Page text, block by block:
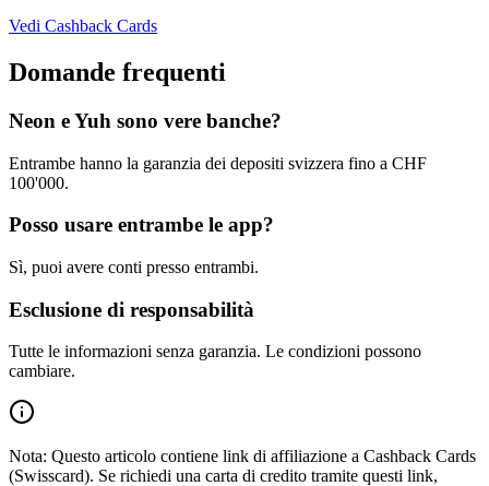
Vedi Cashback Cards
Domande frequenti
Neon e Yuh sono vere banche?
Entrambe hanno la garanzia dei depositi svizzera fino a CHF
100'000.
Posso usare entrambe le app?
Sì, puoi avere conti presso entrambi.
Esclusione di responsabilità
Tutte le informazioni senza garanzia. Le condizioni possono
cambiare.
Nota: Questo articolo contiene link di affiliazione a Cashback Cards
(Swisscard). Se richiedi una carta di credito tramite questi link,